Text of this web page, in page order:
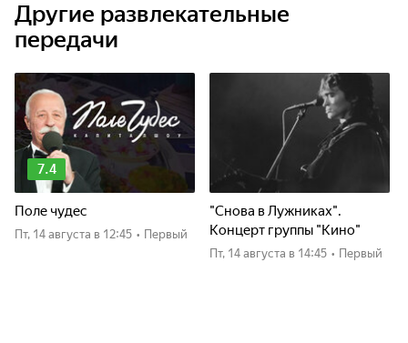
Другие развлекательные
передачи
7.4
Поле чудес
пт, 14 августа в 12:45 • Первый
"Снова в Лужниках".
Концерт группы "Кино"
пт, 14 августа в 14:45 • Первый